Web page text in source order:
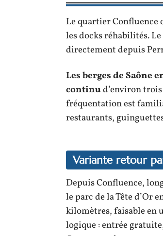
Le quartier Confluence
les docks réhabilités.
directement depuis
Les berges de Saône
continud’environ
fréquentation est
restaurants,
Variante retour
Depuis Confluence,
le parc de la Tête d’Or
kilomètres, faisable en
logique : entrée